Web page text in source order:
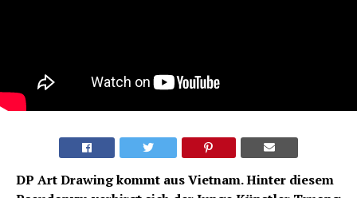
DP Art Drawing kommt aus Vietnam. Hinter diesem